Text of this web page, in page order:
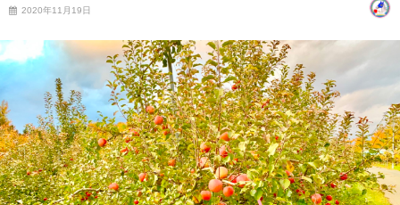
2020年11月19日